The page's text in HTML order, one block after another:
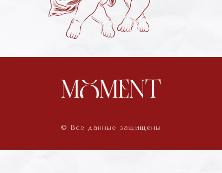
© Все данные защищены